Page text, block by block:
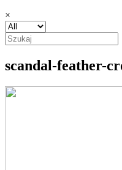
×
scandal-feather-